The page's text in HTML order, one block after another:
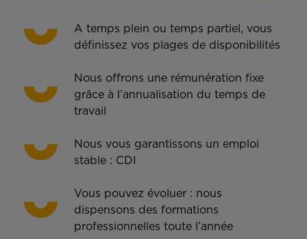
A temps plein ou temps partiel, vous
définissez vos plages de disponibilités
Nous offrons une rémunération fixe
grâce à l’annualisation du temps de
travail
Nous vous garantissons un emploi
stable : CDI
Vous pouvez évoluer : nous
dispensons des formations
professionnelles toute l’année